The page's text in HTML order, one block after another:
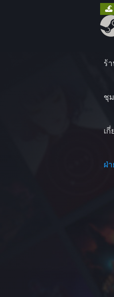
ร้
ชุ
เ
ฝ่